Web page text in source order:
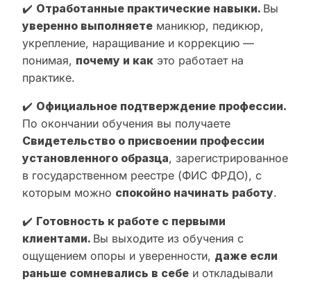
✔️ Отработанные практические навыки. Вы
уверенно выполняете маникюр, педикюр,
укрепление, наращивание и коррекцию —
понимая, почему и как это работает на
практике.
✔️ Официальное подтверждение профессии.
По окончании обучения вы получаете
Свидетельство о присвоении профессии
установленного образца, зарегистрированное
в государственном реестре (ФИС ФРДО), с
которым можно спокойно начинать работу.
✔️ Готовность к работе с первыми
клиентами. Вы выходите из обучения с
ощущением опоры и уверенности, даже если
раньше сомневались в себе и откладывали